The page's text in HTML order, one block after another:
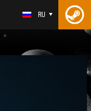
RU